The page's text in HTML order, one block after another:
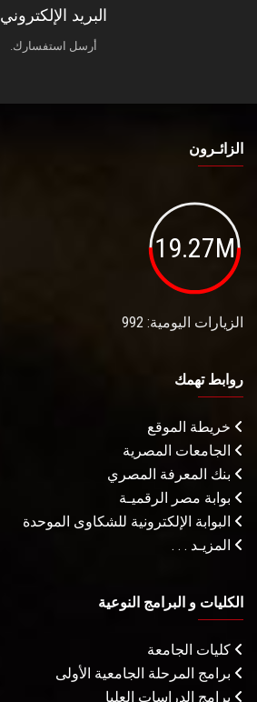
البريد الإلكتروني
أرسل استفسارك.
الزائـرون
19.27M
الزيارات اليومية: 992
روابط تهمك
خريطة الموقع
الجامعات المصرية
بنك المعرفة المصري
بوابة مصر الرقميـة
البوابة الإلكترونية للشكاوى الموحدة
المزيـد . . .
الكليات و البرامج النوعية
كليات الجامعة
برامج المرحلة الجامعية الأولى
برامج الدراسات العليا